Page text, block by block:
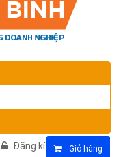
Đăng kí Giỏ hàng